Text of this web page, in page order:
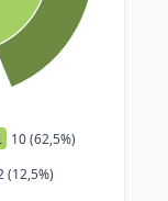
10 (62,5%)
(12,5%)